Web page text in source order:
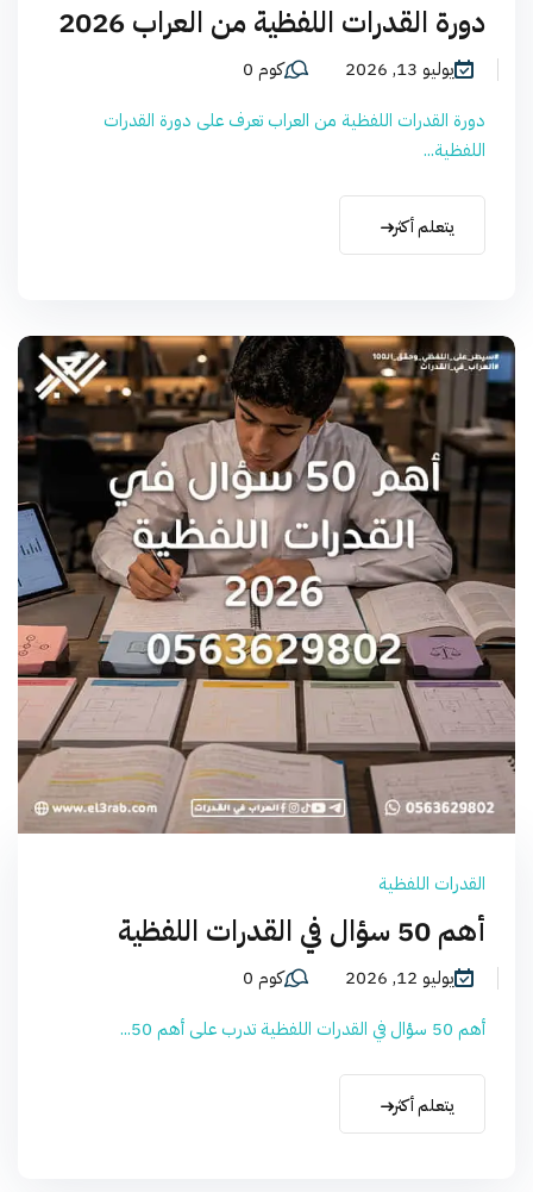
دورة القدرات اللفظية من العراب 2026
يوليو 13, 2026
كوم 0
دورة القدرات اللفظية من العراب تعرف على دورة القدرات
اللفظية...
يتعلم أكثر
القدرات اللفظية
أهم 50 سؤال في القدرات اللفظية
يوليو 12, 2026
كوم 0
أهم 50 سؤال في القدرات اللفظية تدرب على أهم 50...
يتعلم أكثر